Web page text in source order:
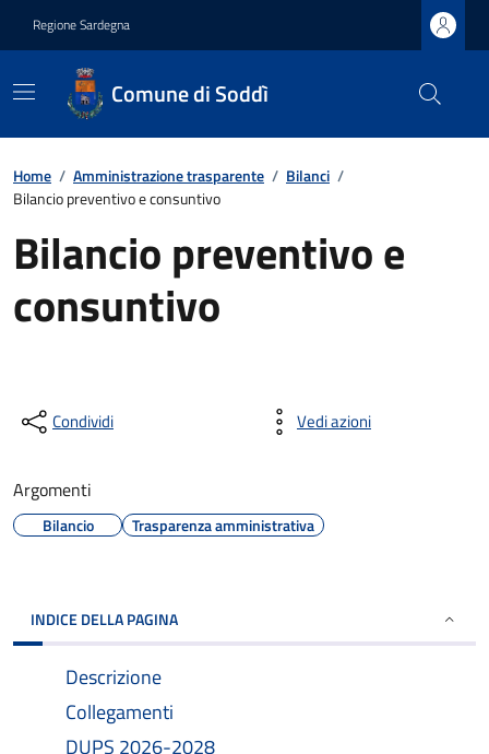
Regione Sardegna
Comune di Soddì
Home / Amministrazione trasparente / Bilanci /
Bilancio preventivo e consuntivo
Bilancio preventivo e
consuntivo
Condividi Vedi azioni
Argomenti
Bilancio Trasparenza amministrativa
INDICE DELLA PAGINA
Descrizione
Collegamenti
DUPS 2026-2028